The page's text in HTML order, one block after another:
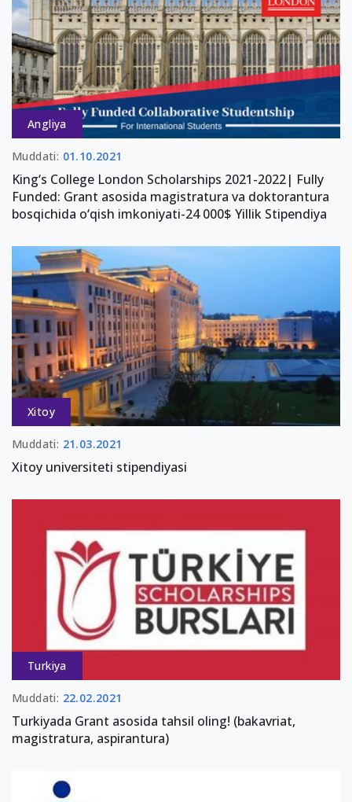
Angliya
Muddati: 01.10.2021
King‘s College London Scholarships 2021-2022| Fully
Funded: Grant asosida magistratura va doktorantura
bosqichida o‘qish imkoniyati-24 000$ Yillik Stipendiya
Xitoy
Muddati: 21.03.2021
Xitoy universiteti stipendiyasi
Turkiya
Muddati: 22.02.2021
Turkiyada Grant asosida tahsil oling! (bakavriat,
magistratura, aspirantura)